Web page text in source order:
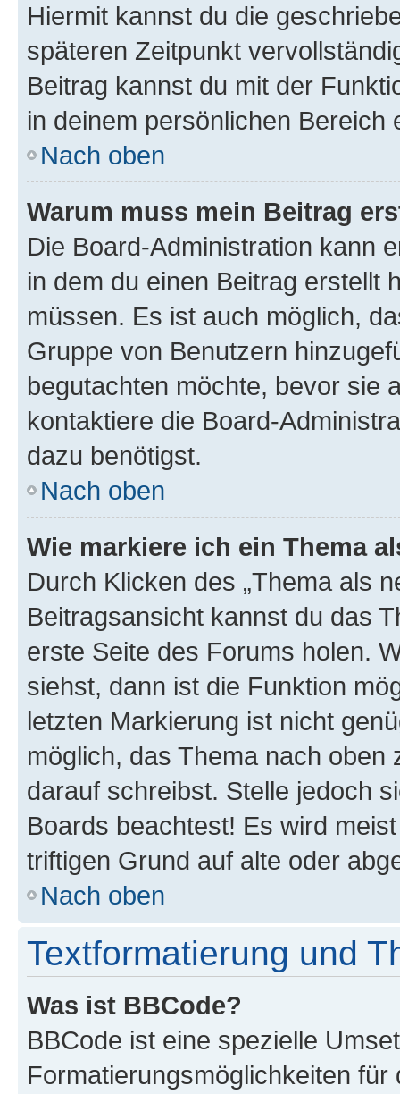
Hiermit kannst du die
späteren Zeitpunkt
Beitrag kannst du mit der
in deinem persönlichen Bereich
Nach oben
Warum muss mein Beitrag
Die Board-Administration kann
in dem du einen Beitrag erstellt
müssen. Es ist auch möglich,
Gruppe von Benutzern
begutachten möchte, bevor sie
kontaktiere die Board-
dazu benötigst.
Nach oben
Wie markiere ich ein Thema
Durch Klicken des „Thema als
Beitragsansicht kannst du das
erste Seite des Forums holen.
siehst, dann ist die Funktion
letzten Markierung ist nicht
möglich, das Thema nach oben
darauf schreibst. Stelle jedoch
Boards beachtest! Es wird
triftigen Grund auf alte oder
Nach oben
Textformatierung und
Was ist BBCode?
BBCode ist eine spezielle
Formatierungsmöglichkeiten